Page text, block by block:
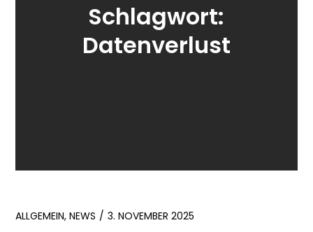
Schlagwort:
Datenverlust
ALLGEMEIN,NEWS 3. NOVEMBER 2025